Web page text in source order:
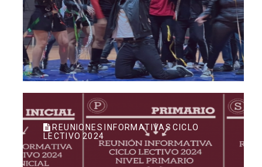
REUNIONES INFORMATIVAS CICLO
LECTIVO 2024